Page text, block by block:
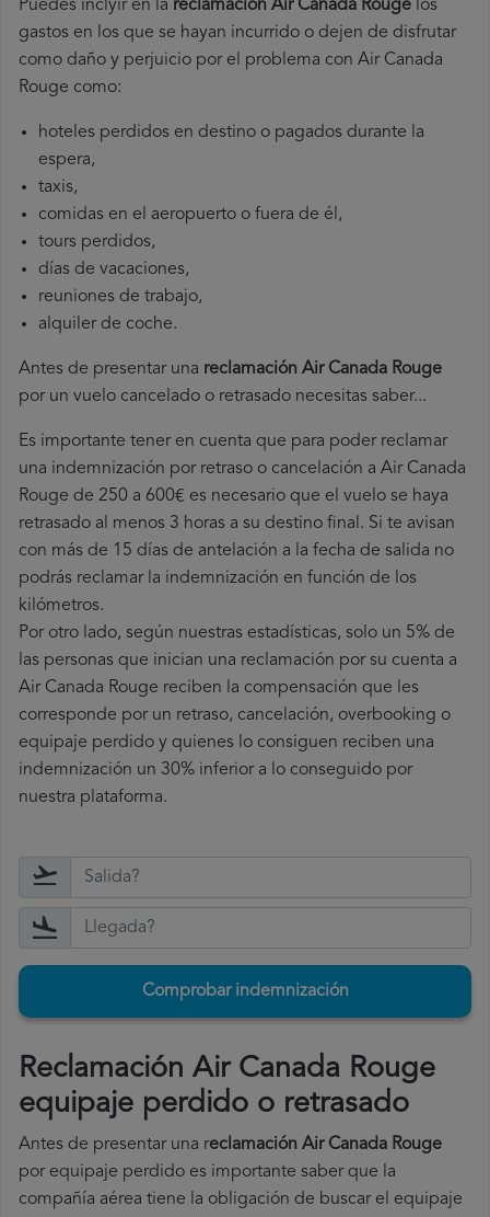
Puedes inclyir en la reclamación Air Canada Rouge los
gastos en los que se hayan incurrido o dejen de disfrutar
como daño y perjuicio por el problema con Air Canada
Rouge como:
hoteles perdidos en destino o pagados durante la
espera,
taxis,
comidas en el aeropuerto o fuera de él,
tours perdidos,
días de vacaciones,
reuniones de trabajo,
alquiler de coche.
Antes de presentar una reclamación Air Canada Rouge
por un vuelo cancelado o retrasado necesitas saber...
Es importante tener en cuenta que para poder reclamar
una indemnización por retraso o cancelación a Air Canada
Rouge de 250 a 600€ es necesario que el vuelo se haya
retrasado al menos 3 horas a su destino final. Si te avisan
con más de 15 días de antelación a la fecha de salida no
podrás reclamar la indemnización en función de los
kilómetros.
Por otro lado, según nuestras estadísticas, solo un 5% de
las personas que inician una reclamación por su cuenta a
Air Canada Rouge reciben la compensación que les
corresponde por un retraso, cancelación, overbooking o
equipaje perdido y quienes lo consiguen reciben una
indemnización un 30% inferior a lo conseguido por
nuestra plataforma.
Comprobar indemnización
Reclamación Air Canada Rouge
equipaje perdido o retrasado
Antes de presentar una reclamación Air Canada Rouge
por equipaje perdido es importante saber que la
compañía aérea tiene la obligación de buscar el equipaje